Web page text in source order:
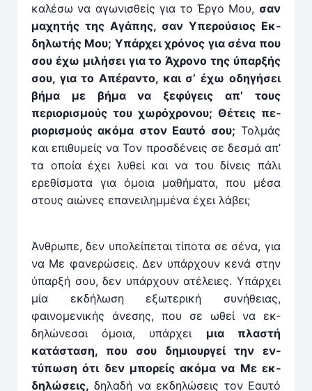
καλέσω να αγωνισθείς για το Έρ­γο Μου, σαν
μαχητής της Αγάπης, σαν Υπερούσιος Εκ­
δηλωτής Μου; Υπάρ­χει χρόνος για σένα που
σου έχω μιλήσει για το Άχρονο της ύπαρξής
σου, για το Απέραν­το, και σ’ έχω οδηγήσει
βήμα με βήμα να ξεφύ­γεις απ’ τους
περιορισμούς του χωρόχρονου; Θέτεις πε­
ριορισμούς ακόμα στον Εαυτό σου; Τολμάς
και επιθυμείς να Τον προσδένεις σε δεσμά απ’
τα οποία έχει λυθεί και να του δίνεις πάλι
ερεθίσματα για όμοια μαθήματα, που μέσα
στους αιώνες επανειλημ­μένα έχει λάβει;
Άνθρωπε, δεν υπολείπεται τίποτα σε σένα, για
να Με φανερώσεις. Δεν υπάρ­χουν κενά στην
ύπαρξή σου, δεν υπάρ­χουν ατέλειες. Υπάρ­χει
μία εκ­δήλωση εξωτερική συ­νήθειας,
φαινομενικής άνεσης, που σε ωθεί να εκ­
δηλώνε­σαι όμοια, υπάρ­χει μια πλαστή
κατάσταση, που σου δη­μιουρ­γεί την εν­
τύπωση ότι δεν μπορείς ακόμα να Με εκ­
δηλώσεις, δηλαδή να εκ­δηλώσεις τον Εαυτό